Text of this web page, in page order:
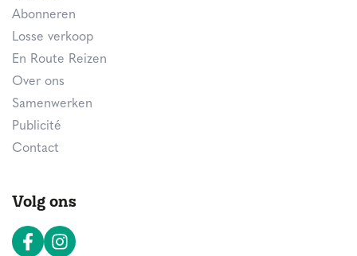
Abonneren
Losse verkoop
En Route Reizen
Over ons
Samenwerken
Publicité
Contact
Volg ons